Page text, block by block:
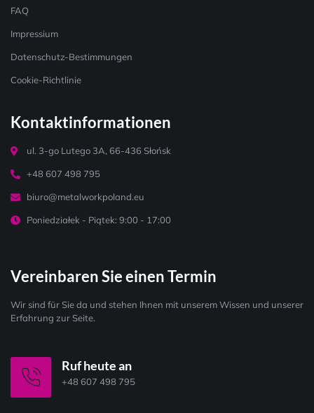
FAQ
Impressium
Datenschutz-Bestimmungen
Cookie-Richtlinie
Kontaktinformationen
ul. 3-go Lutego 3A, 66-436 Słońsk
+48 607 498 795
biuro@metalworkpoland.eu
Poniedziałek - Piątek: 9:00 - 17:00
Vereinbaren Sie einen Termin
Wir sind für Sie da und stehen Ihnen mit unserem Wissen und unserer
Erfahrung zur Seite.
Ruf heute an
+48 607 498 795